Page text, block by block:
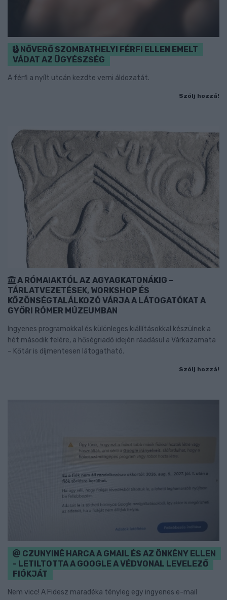
NŐVERŐ SZOMBATHELYI FÉRFI ELLEN EMELT
VÁDAT AZ ÜGYÉSZSÉG
A férfi a nyílt utcán kezdte verni áldozatát.
Szólj hozzá!
A RÓMAIAKTÓL AZ AGYAGKATONÁKIG –
TÁRLATVEZETÉSEK, WORKSHOP ÉS
KÖZÖNSÉGTALÁLKOZÓ VÁRJA A LÁTOGATÓKAT A
GYŐRI RÓMER MÚZEUMBAN
Ingyenes programokkal és különleges kiállításokkal készülnek a
hét második felére, a hőségriadó idején ráadásul a Várkazamata
– Kőtár is díjmentesen látogatható.
Szólj hozzá!
CZUNYINÉ HARCA A GMAIL ÉS AZ ÖNKÉNY ELLEN
- LETILTOTTA A GOOGLE A VÉDVONAL LEVELEZŐ
FIÓKJÁT
Nem vicc! A Fidesz maradéka tényleg egy ingyenes e-mail